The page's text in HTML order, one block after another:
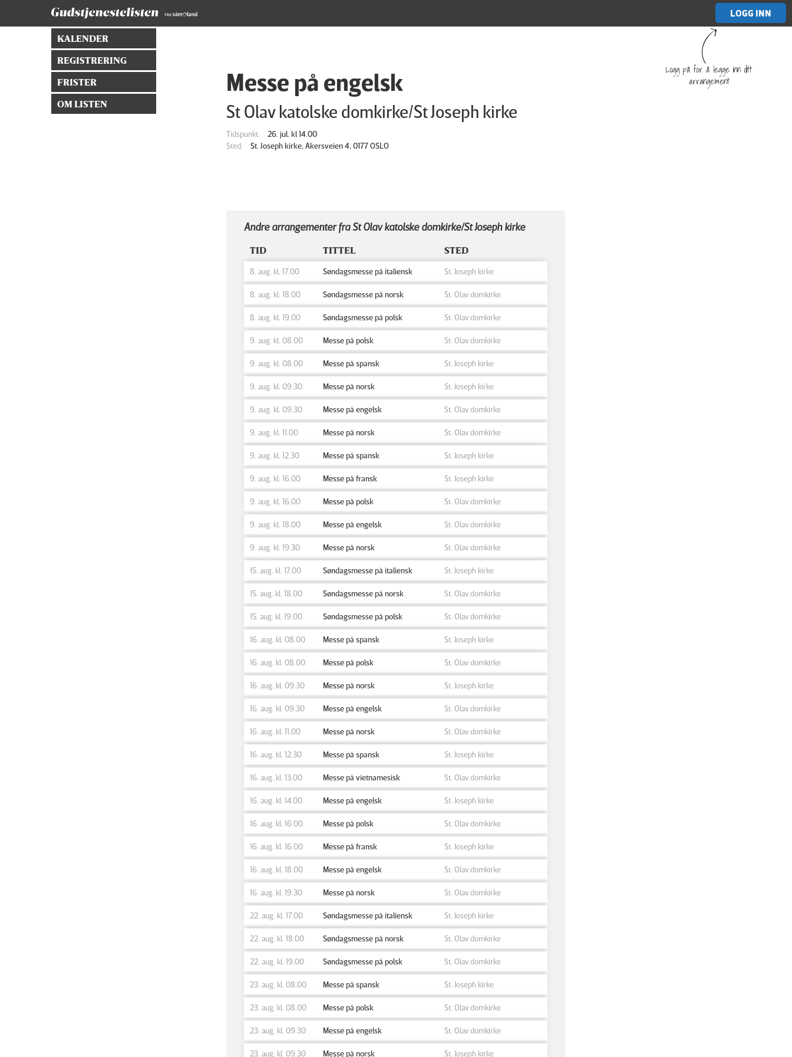
LOGG INN
Logg på for å legge inn ditt
arrangement
KALENDER
REGISTRERING
FRISTER
OM LISTEN
Messe på engelsk
St Olav katolske domkirke/St Joseph kirke
Tidspunkt:
26. jul. kl 14.00
Sted:
St. Joseph kirke, Akersveien 4, 0177 OSLO
Andre arrangementer fra St Olav katolske domkirke/St Joseph kirke
TID TITTEL STED
8. aug. kl. 17.00 Søndagsmesse på italiensk St. Joseph kirke
8. aug. kl. 18.00 Søndagsmesse på norsk St. Olav domkirke
8. aug. kl. 19.00 Søndagsmesse på polsk St. Olav domkirke
9. aug. kl. 08.00 Messe på polsk St. Olav domkirke
9. aug. kl. 08.00 Messe på spansk St. Joseph kirke
9. aug. kl. 09.30 Messe på norsk St. Joseph kirke
9. aug. kl. 09.30 Messe på engelsk St. Olav domkirke
9. aug. kl. 11.00 Messe på norsk St. Olav domkirke
9. aug. kl. 12.30 Messe på spansk St. Joseph kirke
9. aug. kl. 16.00 Messe på fransk St. Joseph kirke
9. aug. kl. 16.00 Messe på polsk St. Olav domkirke
9. aug. kl. 18.00 Messe på engelsk St. Olav domkirke
9. aug. kl. 19.30 Messe på norsk St. Olav domkirke
15. aug. kl. 17.00 Søndagsmesse på italiensk St. Joseph kirke
15. aug. kl. 18.00 Søndagsmesse på norsk St. Olav domkirke
15. aug. kl. 19.00 Søndagsmesse på polsk St. Olav domkirke
16. aug. kl. 08.00 Messe på spansk St. Joseph kirke
16. aug. kl. 08.00 Messe på polsk St. Olav domkirke
16. aug. kl. 09.30 Messe på norsk St. Joseph kirke
16. aug. kl. 09.30 Messe på engelsk St. Olav domkirke
16. aug. kl. 11.00 Messe på norsk St. Olav domkirke
16. aug. kl. 12.30 Messe på spansk St. Joseph kirke
16. aug. kl. 13.00 Messe på vietnamesisk St. Olav domkirke
16. aug. kl. 14.00 Messe på engelsk St. Joseph kirke
16. aug. kl. 16.00 Messe på polsk St. Olav domkirke
16. aug. kl. 16.00 Messe på fransk St. Joseph kirke
16. aug. kl. 18.00 Messe på engelsk St. Olav domkirke
16. aug. kl. 19.30 Messe på norsk St. Olav domkirke
22. aug. kl. 17.00 Søndagsmesse på italiensk St. Joseph kirke
22. aug. kl. 18.00 Søndagsmesse på norsk St. Olav domkirke
22. aug. kl. 19.00 Søndagsmesse på polsk St. Olav domkirke
23. aug. kl. 08.00 Messe på spansk St. Joseph kirke
23. aug. kl. 08.00 Messe på polsk St. Olav domkirke
23. aug. kl. 09.30 Messe på engelsk St. Olav domkirke
23. aug. kl. 09.30 Messe på norsk St. Joseph kirke